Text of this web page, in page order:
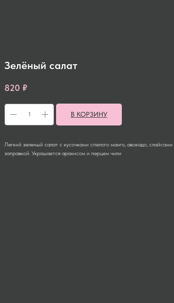
Зелёный салат
820 ₽
В КОРЗИНУ
Легкий зеленый салат с кусочками спелого манго, авокадо,
заправкой. Украшается арахисом и перцем чили